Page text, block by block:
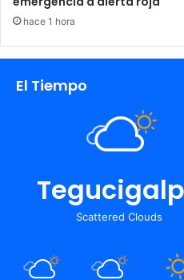
hace 1 hora
El Tiempo
Scattered Clouds